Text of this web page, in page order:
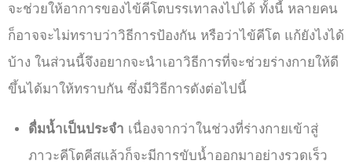
จะช่วยให้อาการของไข้คีโตบรรเทาลงไปได้ ทั้งนี้ หลายคน
ก็อาจจะไม่ทราบว่าวิธีการป้องกัน หรือว่าไข้คีโต แก้ยังไงได้
บ้าง ในส่วนนี้จึงอยากจะนำเอาวิธีการที่จะช่วยร่างกายให้ดี
ขึ้นได้มาให้ทราบกัน ซึ่งมีวิธีการดังต่อไปนี้
ดื่มน้ำเป็นประจำ เนื่องจากว่าในช่วงที่ร่างกายเข้าสู่
ภาวะคีโตคีสแล้วก็จะมีการขับน้ำออกมาอย่างรวดเร็ว